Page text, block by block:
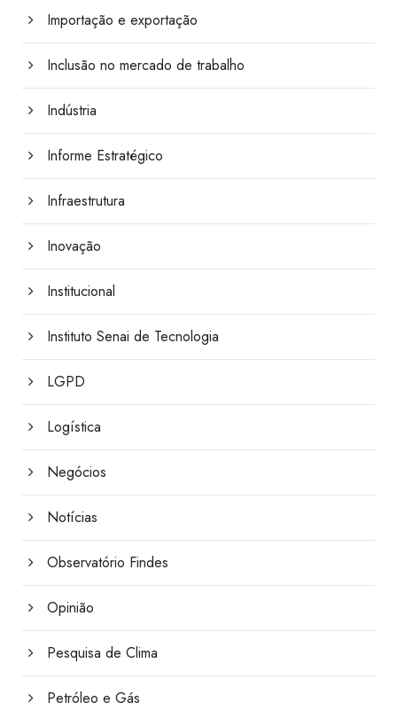
Importação e exportação
Inclusão no mercado de trabalho
Indústria
Informe Estratégico
Infraestrutura
Inovação
Institucional
Instituto Senai de Tecnologia
LGPD
Logística
Negócios
Notícias
Observatório Findes
Opinião
Pesquisa de Clima
Petróleo e Gás